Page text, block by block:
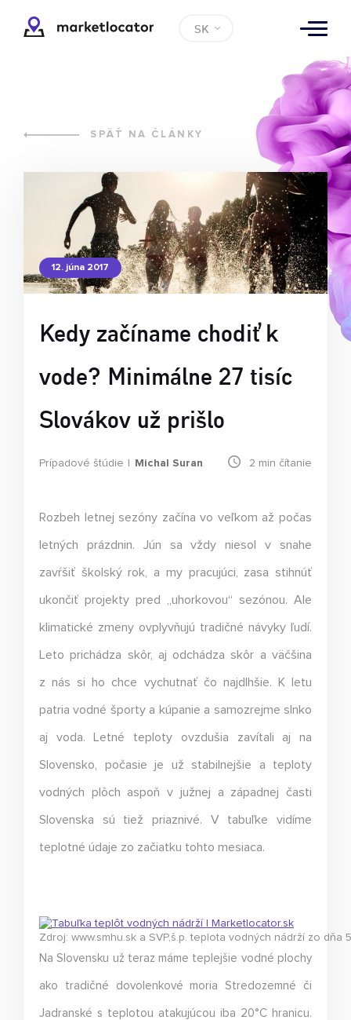
SK
SPÄŤ NA ČLÁNKY
12. júna 2017
Kedy začíname chodiť k
vode? Minimálne 27 tisíc
Slovákov už prišlo
Prípadové štúdie Michal Suran 2 min čítanie
Rozbeh letnej sezóny začína vo veľkom až počas
letných prázdnin. Jún sa vždy niesol v snahe
zavŕšiť školský rok, a my pracujúci, zasa stihnúť
ukončiť projekty pred „uhorkovou“ sezónou. Ale
klimatické zmeny ovplyvňujú tradičné návyky ľudí.
Leto prichádza skôr, aj odchádza skôr a väčšina
z nás si ho chce vychutnať čo najdlhšie. K letu
patria vodné športy a kúpanie a samozrejme slnko
aj voda. Letné teploty ovzdušia zavítali aj na
Slovensko, počasie je už stabilnejšie a teploty
vodných plôch aspoň v južnej a západnej časti
Slovenska sú tiež priaznivé. V tabuľke vidíme
teplotné údaje zo začiatku tohto mesiaca.
Zdroj: www.smhu.sk a SVP,š.p. teplota vodných nádrží zo dňa
Na Slovensku už teraz máme teplejšie vodné plochy
ako tradičné dovolenkové moria Stredozemné či
Jadranské s teplotou atakujúcou iba 20°C hranicu.